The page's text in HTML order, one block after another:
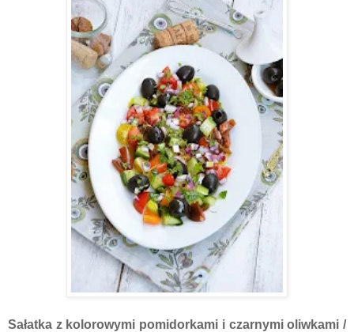
Sałatka z kolorowymi pomidorkami i czarnymi oliwkami /